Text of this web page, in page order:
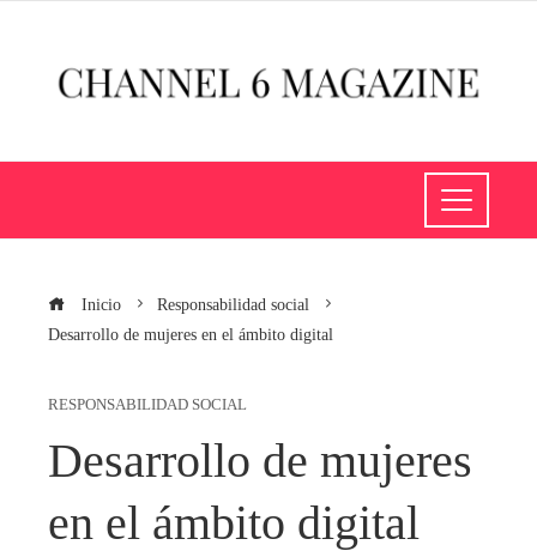
Inicio
Responsabilidad social
Desarrollo de mujeres en el ámbito digital
RESPONSABILIDAD SOCIAL
Desarrollo de mujeres
en el ámbito digital